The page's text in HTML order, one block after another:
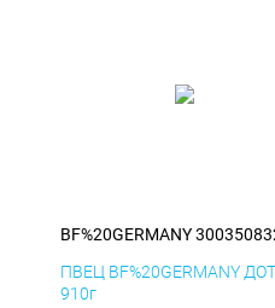
BF%20GERMANY
ПВЕЦ BF%20GERMANY
910г